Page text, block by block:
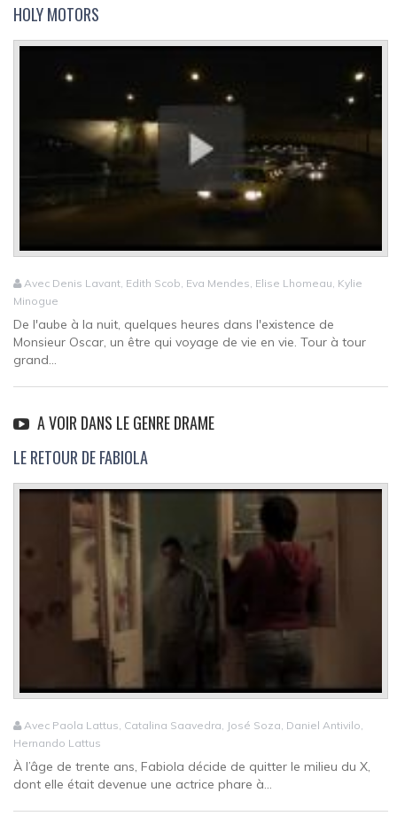
HOLY MOTORS
Avec Denis Lavant, Edith Scob, Eva Mendes, Elise Lhomeau, Kylie
Minogue
De l'aube à la nuit, quelques heures dans l'existence de
Monsieur Oscar, un être qui voyage de vie en vie. Tour à tour
grand...
A VOIR DANS LE GENRE DRAME
LE RETOUR DE FABIOLA
Avec Paola Lattus, Catalina Saavedra, José Soza, Daniel Antivilo,
Hernando Lattus
À l’âge de trente ans, Fabiola décide de quitter le milieu du X,
dont elle était devenue une actrice phare à...